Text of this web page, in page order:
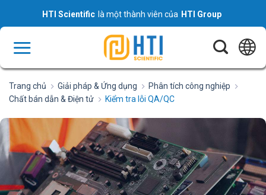
content
HTI Scientific là một thành viên của HTI Group
Trang chủ Giải pháp & Ứng dụng
Phân tích công nghiệp
Chất bán dẫn & Điện tử
Kiểm tra lỗi QA/QC